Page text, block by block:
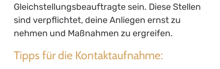
Gleichstellungsbeauftragte sein. Diese Stellen
sind verpflichtet, deine Anliegen ernst zu
nehmen und Maßnahmen zu ergreifen.
Tipps für die Kontaktaufnahme: